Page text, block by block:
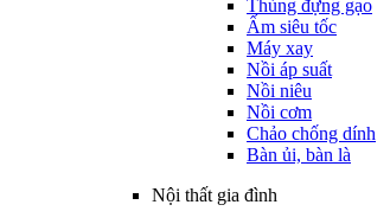
Thùng đựng gạo
Ấm siêu tốc
Máy xay
Nồi áp suất
Nồi niêu
Nồi cơm
Chảo chống dính
Bàn ủi, bàn là
Nội thất gia đình